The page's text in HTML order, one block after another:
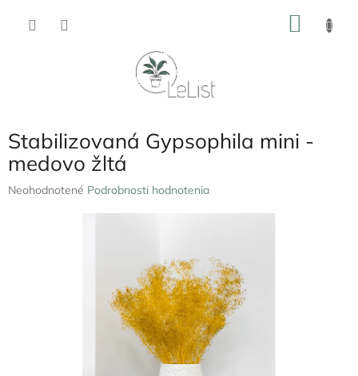
Stabilizovaná Gypsophila mini -
medovo žltá
Priemerné
Neohodnotené Podrobnosti hodnotenia